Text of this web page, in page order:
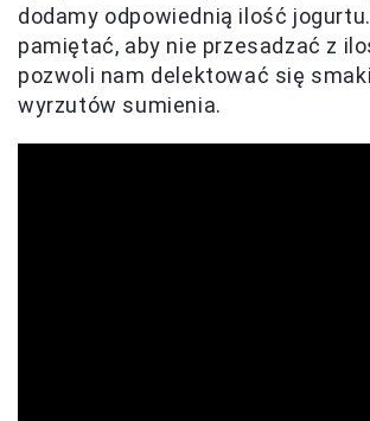
dodamy odpowiednią ilość
pamiętać, aby nie przesadzać z
pozwoli nam delektować się
wyrzutów sumienia.